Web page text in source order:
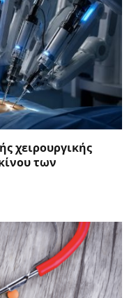
χειρουργικής
των